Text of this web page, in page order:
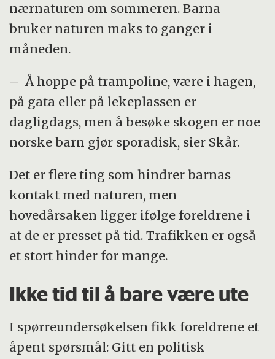
nærnaturen om sommeren. Barna
bruker naturen maks to ganger i
måneden.
– Å hoppe på trampoline, være i hagen,
på gata eller på lekeplassen er
dagligdags, men å besøke skogen er noe
norske barn gjør sporadisk, sier Skår.
Det er flere ting som hindrer barnas
kontakt med naturen, men
hovedårsaken ligger ifølge foreldrene i
at de er presset på tid. Trafikken er også
et stort hinder for mange.
Ikke tid til å bare være ute
I spørreundersøkelsen fikk foreldrene et
åpent spørsmål: Gitt en politisk